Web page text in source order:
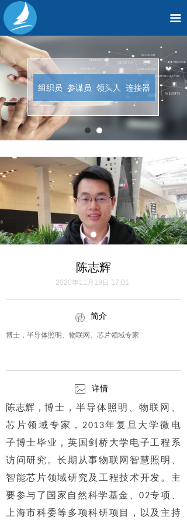
끀
组织员 参谋员 领头人 连接器
陈志辉
简介
2020年11月19日 17:01
博士，半导体照明、物联网、芯片领域专家
详情
陈志辉，博士，半导体照明、物联网、
芯片领域专家，2013年复旦大学微电
子博士毕业，英国剑桥大学电子工程系
访问研究。长期从事物联网智慧照明、
智能芯片领域研究及工程技术开发。主
要参与了国家自然科学基金、02专项、
上海市科委等多项科研项目，以及主持
ꁵ
ꂈ